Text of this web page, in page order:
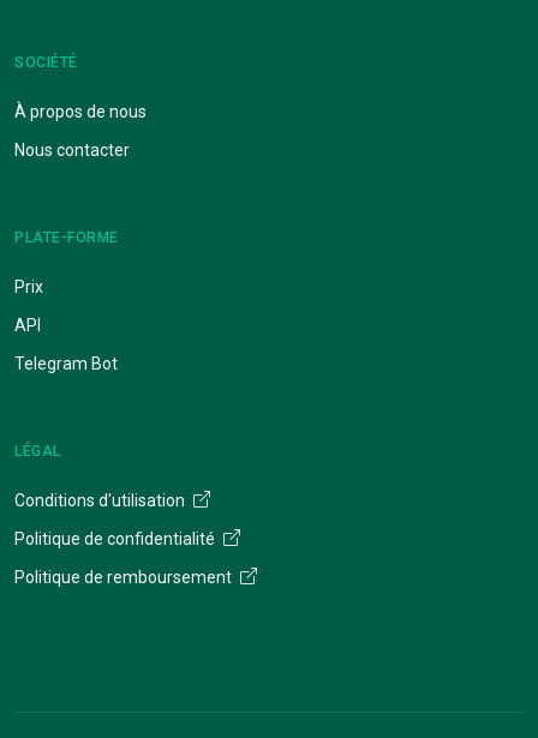
SOCIÉTÉ
À propos de nous
Nous contacter
PLATE-FORME
Prix
API
Telegram Bot
LÉGAL
Conditions d'utilisation
Politique de confidentialité
Politique de remboursement